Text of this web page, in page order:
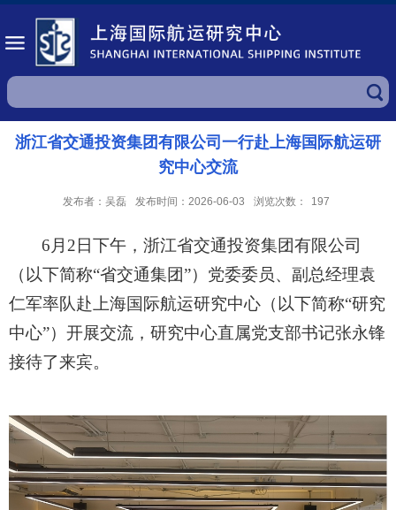
浙江省交通投资集团有限公司一行赴上海国际航运研
究中心交流
发布者：吴磊 发布时间：2026-06-03 浏览次数： 197
6 月 2日下午， 浙江省交通投资集团有限公司
（以下简称“省交通集团”） 党委委员、副总经理袁
仁军率队赴上海国际航运研究中心 （以下简称“研究
中心”） 开展交流， 研究中心直属党支部书记张永锋
接待了来宾。